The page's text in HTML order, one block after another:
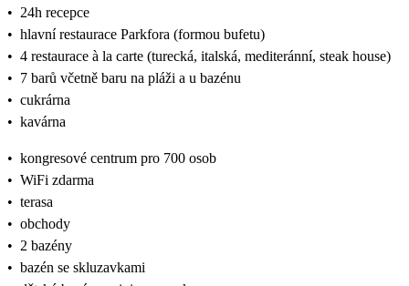
• 24h recepce
• hlavní restaurace Parkfora (formou bufetu)
• 4 restaurace à la carte (turecká, italská, mediteránní, steak house)
• 7 barů včetně baru na pláži a u bazénu
• cukrárna
• kavárna
• kongresové centrum pro 700 osob
• WiFi zdarma
• terasa
• obchody
• 2 bazény
• bazén se skluzavkami